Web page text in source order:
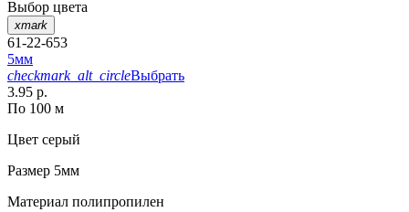
Выбор цвета
xmark
61-22-653
5мм
checkmark_alt_circleВыбрать
3.95 р.
По 100 м
Цвет серый
Размер 5мм
Материал полипропилен